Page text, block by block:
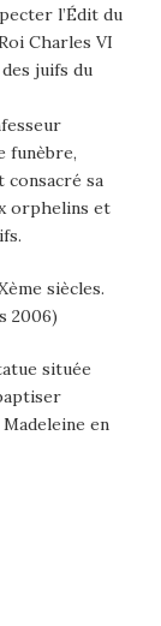
l’Édit du
Charles VI
juifs du
funèbre,
consacré sa
orphelins et
siècles.
2006)
située
en